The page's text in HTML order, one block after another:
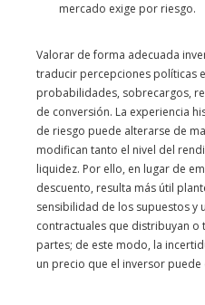
mercado exige por riesgo.
Valorar de forma adecuada
traducir percepciones políticas
probabilidades, sobrecargos,
de conversión. La experiencia
de riesgo puede alterarse de
modifican tanto el nivel del
liquidez. Por ello, en lugar de
descuento, resulta más útil
sensibilidad de los supuestos y
contractuales que distribuyan o
partes; de este modo, la
un precio que el inversor